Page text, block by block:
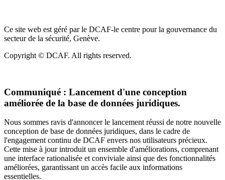
Ce site web est géré par le DCAF-le centre pour la gouvernance du
secteur de la sécurité, Genève.
Copyright © DCAF. All rights reserved.
Communiqué : Lancement d'une conception
améliorée de la base de données juridiques.
Nous sommes ravis d'annoncer le lancement réussi de notre nouvelle
conception de base de données juridiques, dans le cadre de
l'engagement continu de DCAF envers nos utilisateurs précieux.
Cette mise à jour introduit un ensemble d'améliorations, comprenant
une interface rationalisée et conviviale ainsi que des fonctionnalités
améliorées, garantissant un accès facile aux informations
essentielles.